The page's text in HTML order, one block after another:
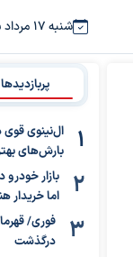
شنبه ۱۷ مرداد ۱۴۰۵
پربازدیدها
ال‌نینوی قوی
بارش‌های
بازار
اما خریدار
فوری/
درگذشت